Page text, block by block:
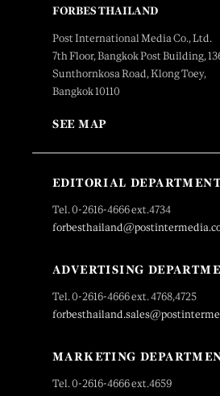
FORBES THAILAND
Post International Media Co., Ltd.
7th Floor, Bangkok Post Building,
Sunthornkosa Road, Klong Toey,
Bangkok 10110
SEE MAP
EDITORIAL
Tel. 0-2616-4666 ext.4734
ADVERTISING
Tel. 0-2616-4666 ext. 4768,4725
MARKETING
Tel. 0-2616-4666 ext.4659